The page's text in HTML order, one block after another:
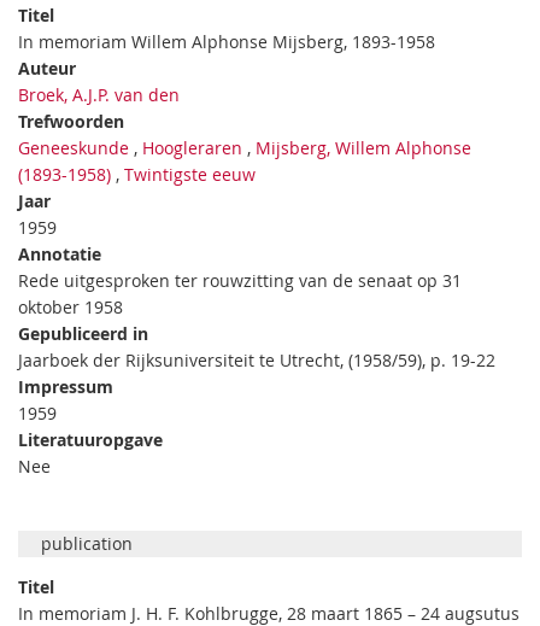
Titel
In memoriam Willem Alphonse Mijsberg, 1893-1958
Auteur
Broek, A.J.P. van den
Trefwoorden
Geneeskunde , Hoogleraren , Mijsberg, Willem Alphonse
(1893-1958) , Twintigste eeuw
Jaar
1959
Annotatie
Rede uitgesproken ter rouwzitting van de senaat op 31
oktober 1958
Gepubliceerd in
Jaarboek der Rijksuniversiteit te Utrecht, (1958/59), p. 19-22
Impressum
1959
Literatuuropgave
Nee
publication
Titel
In memoriam J. H. F. Kohlbrugge, 28 maart 1865 – 24 augsutus